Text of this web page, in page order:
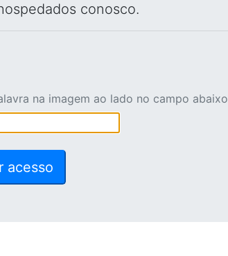
conosco.
na imagem ao lado no campo abaixo